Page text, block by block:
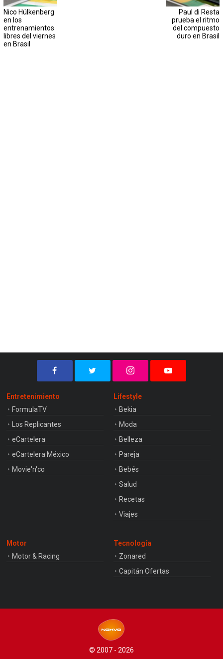
Nico Hülkenberg
en los
entrenamientos
libres del viernes
en Brasil
Paul di Resta
prueba el ritmo
del compuesto
duro en Brasil
Entretenimiento
FormulaTV
Los Replicantes
eCartelera
eCartelera México
Movie'n'co
Lifestyle
Bekia
Moda
Belleza
Pareja
Bebés
Salud
Recetas
Viajes
Motor
Motor & Racing
Tecnología
Zonared
Capitán Ofertas
© 2007 - 2026